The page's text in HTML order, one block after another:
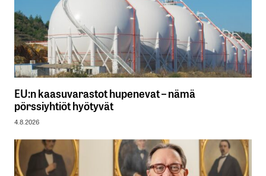
EU:n kaasuvarastot hupenevat – nämä
pörssiyhtiöt hyötyvät
4.8.2026